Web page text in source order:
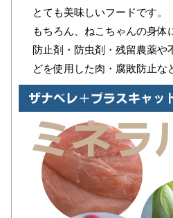
とても美味しいフードです。
もちろん、ねこちゃんの身
防止剤・防虫剤・残留農薬や
どを使用した肉・腐敗防止な